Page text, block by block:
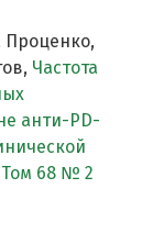
Проценко,
Частота
анти-PD-
Том 68 № 2